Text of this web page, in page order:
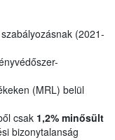
(2021-
(MRL) belül
csak 1,2% minősült
bizonytalanság